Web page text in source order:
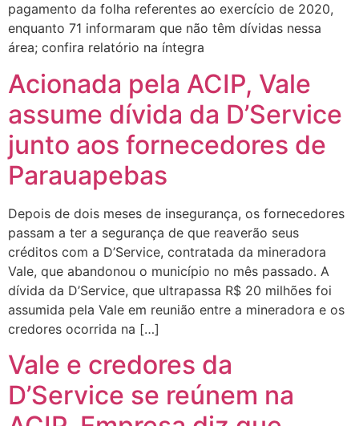
pagamento da folha referentes ao exercício de 2020,
enquanto 71 informaram que não têm dívidas nessa
área; confira relatório na íntegra
Acionada pela ACIP, Vale
assume dívida da D’Service
junto aos fornecedores de
Parauapebas
Depois de dois meses de insegurança, os fornecedores
passam a ter a segurança de que reaverão seus
créditos com a D’Service, contratada da mineradora
Vale, que abandonou o município no mês passado. A
dívida da D’Service, que ultrapassa R$ 20 milhões foi
assumida pela Vale em reunião entre a mineradora e os
credores ocorrida na […]
Vale e credores da
D’Service se reúnem na